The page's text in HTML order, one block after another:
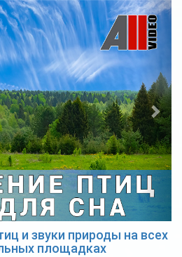
и звуки природы на всех
площадках